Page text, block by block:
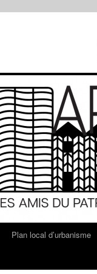
Plan local d’urbanisme